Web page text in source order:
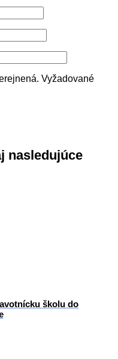
Vyžadované
nasledujúce
školu do